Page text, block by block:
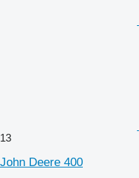
13
John Deere 400